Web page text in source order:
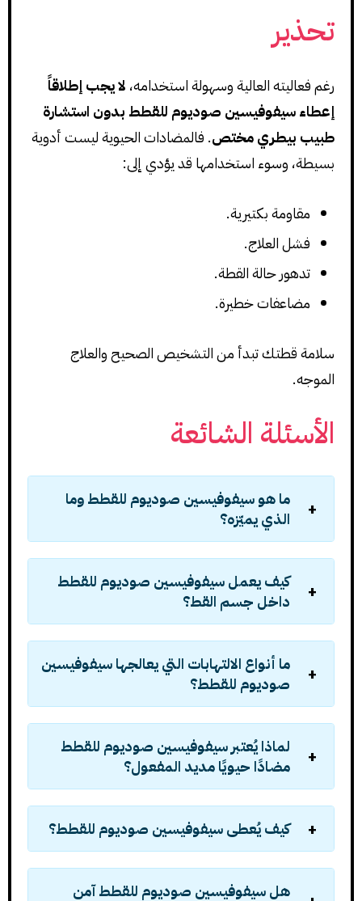
تحذير
رغم فعاليته العالية وسهولة استخدامه، لا يجب إطلاقاً
إعطاء سيفوفيسين صوديوم للقطط بدون استشارة
طبيب بيطري مختص. فالمضادات الحيوية ليست أدوية
بسيطة، وسوء استخدامها قد يؤدي إلى:
مقاومة بكتيرية.
فشل العلاج.
تدهور حالة القطة.
مضاعفات خطيرة.
سلامة قطتك تبدأ من التشخيص الصحيح والعلاج
الموجه.
الأسئلة الشائعة
ما هو سيفوفيسين صوديوم للقطط وما
الذي يميّزه؟
كيف يعمل سيفوفيسين صوديوم للقطط
داخل جسم القط؟
ما أنواع الالتهابات التي يعالجها سيفوفيسين
صوديوم للقطط؟
لماذا يُعتبر سيفوفيسين صوديوم للقطط
مضادًا حيويًا مديد المفعول؟
كيف يُعطى سيفوفيسين صوديوم للقطط؟
هل سيفوفيسين صوديوم للقطط آمن